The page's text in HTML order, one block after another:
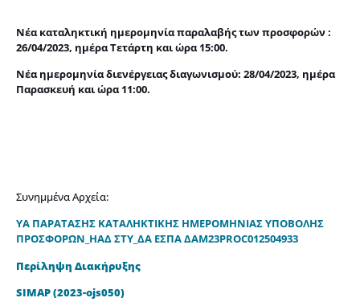
Νέα καταληκτική ημερομηνία παραλαβής των προσφορών :
26/04/2023, ημέρα Τετάρτη και ώρα 15:00.
Νέα ημερομηνία διενέργειας διαγωνισμού: 28/04/2023, ημέρα
Παρασκευή και ώρα 11:00.
Συνημμένα Αρχεία:
ΥΑ ΠΑΡΑΤΑΣΗΣ ΚΑΤΑΛΗΚΤΙΚΗΣ ΗΜΕΡΟΜΗΝΙΑΣ ΥΠΟΒΟΛΗΣ
ΠΡΟΣΦΟΡΩΝ_ΗΑΔ ΣΤΥ_ΔΑ ΕΣΠΑ ΔΑΜ23PROC012504933
Περίληψη Διακήρυξης
SIMAP (2023-ojs050)